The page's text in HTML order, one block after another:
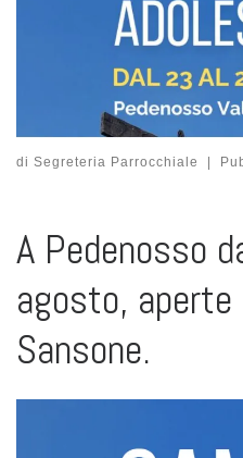
di Segreteria Parrocchiale
A Pedenosso
agosto,
Sansone.